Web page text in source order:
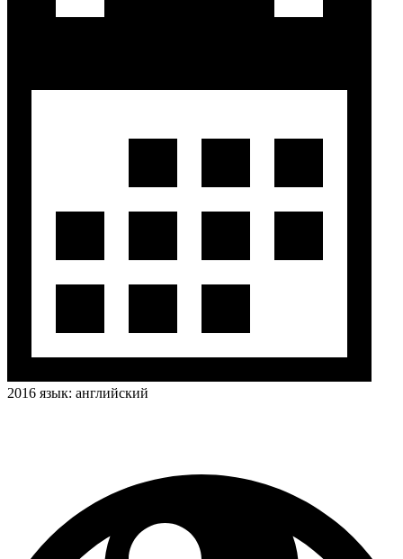
2016 язык: английский